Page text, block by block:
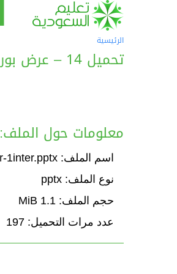
الرئيسية
تحميل 14 – عرض بوربوينت لدرس: التواصل الكتابي: كتابة الحوار
معلومات حول الملف:
اسم الملف: Course-kitabat-alhiwar-1inter.pptx
نوع الملف: pptx
حجم الملف: 1.1 MiB
عدد مرات التحميل: 197